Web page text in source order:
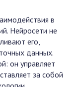
в
Нейросети не
его,
данных.
он управляет
за собой